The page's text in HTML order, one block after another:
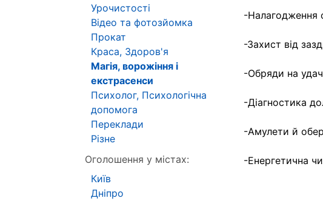
-Налагодження
-Захист від
-Обряди на
-Діагностика
-Амулети й
-Енергетична
Урочистості
Відео та фотозйомка
Прокат
Краса, Здоров'я
Магія, ворожіння і
екстрасенси
Психолог, Психологічна
допомога
Переклади
Різне
Оголошення у містах:
Київ
Дніпро